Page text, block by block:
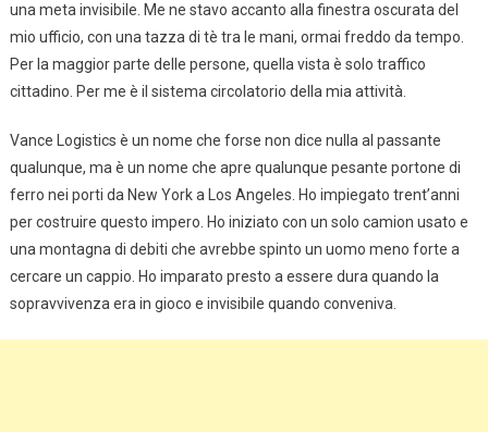
una meta invisibile. Me ne stavo accanto alla finestra oscurata del
mio ufficio, con una tazza di tè tra le mani, ormai freddo da tempo.
Per la maggior parte delle persone, quella vista è solo traffico
cittadino. Per me è il sistema circolatorio della mia attività.
Vance Logistics è un nome che forse non dice nulla al passante
qualunque, ma è un nome che apre qualunque pesante portone di
ferro nei porti da New York a Los Angeles. Ho impiegato trent’anni
per costruire questo impero. Ho iniziato con un solo camion usato e
una montagna di debiti che avrebbe spinto un uomo meno forte a
cercare un cappio. Ho imparato presto a essere dura quando la
sopravvivenza era in gioco e invisibile quando conveniva.